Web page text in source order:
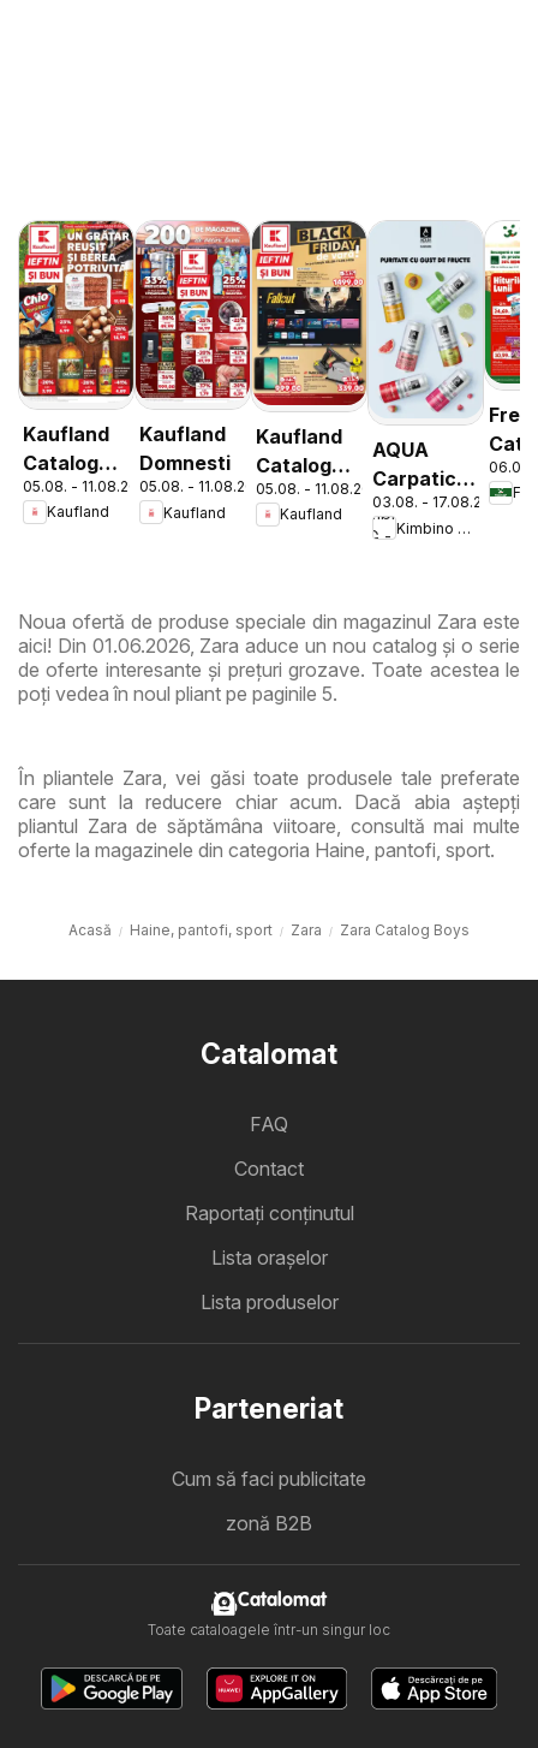
Kaufland
Catalog
Tematic
05.08. - 11.08.2026
Kaufland
Kaufland
Domnesti
05.08. - 11.08.2026
Kaufland
Kaufland
Catalog
Nonfood
05.08. - 11.08.2026
Kaufland
AQUA
Carpatica
Flavours
03.08. - 17.08.2026
Kimbino MG - RO
06.08.
Noua ofertă de produse speciale din magazinul Zara este
aici! Din 01.06.2026, Zara aduce un nou catalog și o serie
de oferte interesante și prețuri grozave. Toate acestea le
poți vedea în noul pliant pe paginile 5.
În pliantele Zara, vei găsi toate produsele tale preferate
care sunt la reducere chiar acum. Dacă abia aștepți
pliantul Zara de săptămâna viitoare, consultă mai multe
oferte la magazinele din categoria Haine, pantofi, sport.
Acasă Haine, pantofi, sport Zara Zara Catalog Boys
Catalomat
FAQ
Contact
Raportați conținutul
Lista oraşelor
Lista produselor
Parteneriat
Cum să faci publicitate
zonă B2B
Catalomat
Toate cataloagele într-un singur loc